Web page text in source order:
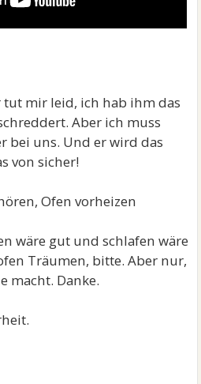
tut mir leid, ich hab ihm das
Aber ich muss
bei uns. Und er wird das
von sicher!
Ofen vorheizen
wäre gut und schlafen wäre
Träumen, bitte. Aber nur,
macht. Danke.